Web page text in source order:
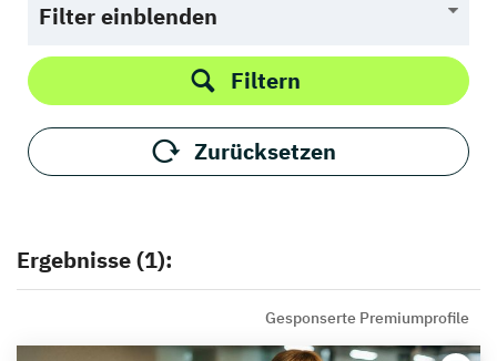
Filter einblenden
Filtern
Zurücksetzen
Ergebnisse (1):
Gesponserte Premiumprofile